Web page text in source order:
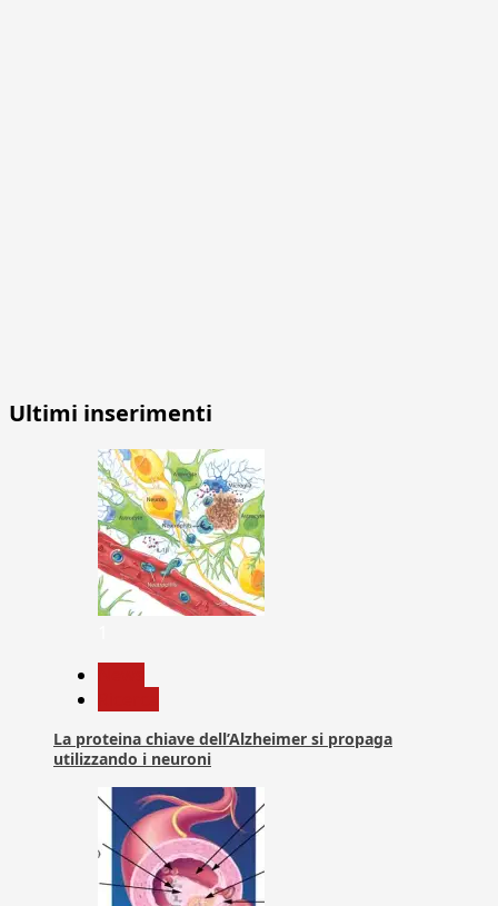
Ultimi inserimenti
La proteina chiave dell’Alzheimer si propaga
utilizzando i neuroni